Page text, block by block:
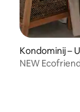
Kondominij –
NEW